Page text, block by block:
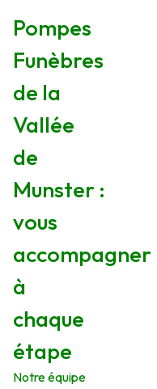
Pompes
Funèbres
de la
Vallée
de
Munster :
vous
accompagner
à
chaque
étape
Notre équipe